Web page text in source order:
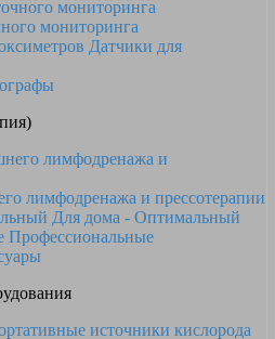
мониторинга
Датчики для
лимфодренажа и прессотерапии
Для дома - Оптимальный
Профессиональные